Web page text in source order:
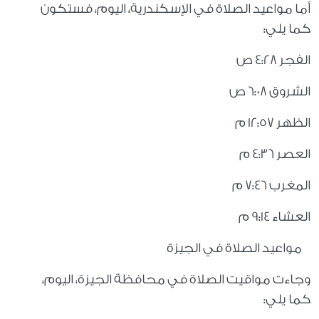
أما مواعيد الصلاة في الإسكندرية، اليوم، فستكون
كما يلي:
الفجر 4:28 ص
الشروق 6:08 ص
الظهر 12:57 م
العصر 4:36 م
المغرب 7:46 م
العشاء 9:14 م
مواعيد الصلاة في الجيزة
وجاءت مواقيت الصلاة في محافظة الجيزة، اليوم،
كما يلي: